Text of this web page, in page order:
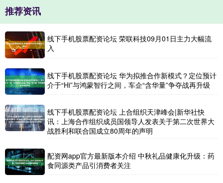
推荐资讯
线下手机股票配资论坛 荣联科技09月01日主力大幅流
入
线下手机股票配资论坛 华为拟推合作新模式？定位预计
介于“Hi”与鸿蒙智行之间，车企“含华量”争夺战再升级
线下手机股票配资论坛 上合组织天津峰会|新华社快
讯：上海合作组织成员国领导人发表关于第二次世界大
战胜利和联合国成立80周年的声明
配资网app官方最新版本介绍 中秋礼品健康化升级：药
食同源类产品引消费者关注